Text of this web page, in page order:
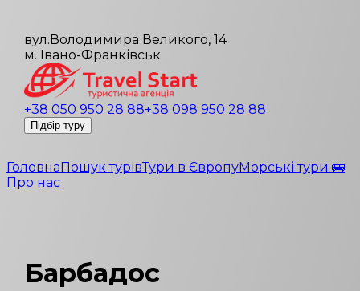
вул.Володимира Великого, 14
м. Івано-Франківськ
+38 050 950 28 88+38 098 950 28 88
Підбір туру
ГоловнаПошук турівТури в ЄвропуМорські тури 🚌
Про нас
Барбадос